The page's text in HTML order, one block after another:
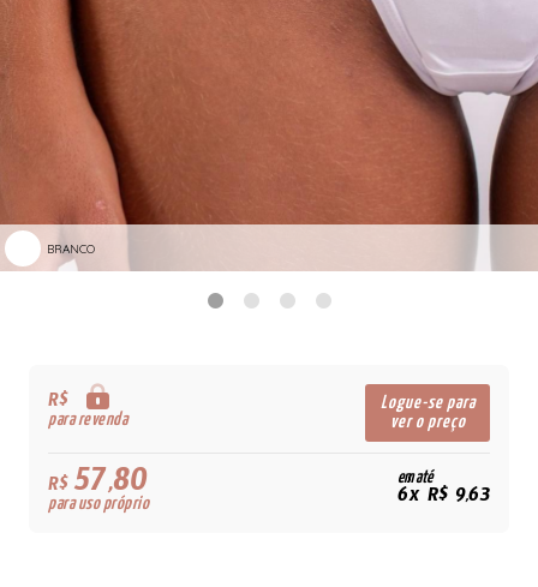
BRANCO
R$
para revenda
Logue-se para
ver o preço
R$57,80
para uso próprio
em até
6x R$ 9,63